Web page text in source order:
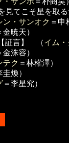
見てこそ星を取
ン・サンオク ＝申
金暁天）
言】 （イム
金洙容）
テク ＝林權澤）
圭煥）
＝李星究）